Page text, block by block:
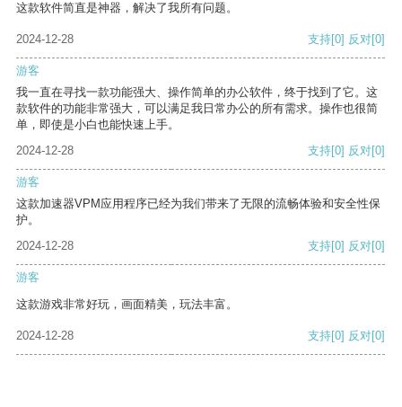
这款软件简直是神器，解决了我所有问题。
2024-12-28 支持[0] 反对[0]
游客
我一直在寻找一款功能强大、操作简单的办公软件，终于找到了它。这
款软件的功能非常强大，可以满足我日常办公的所有需求。操作也很简
单，即使是小白也能快速上手。
2024-12-28
支持[0] 反对[0]
游客
这款加速器VPM应用程序已经为我们带来了无限的流畅体验和安全性保
护。
2024-12-28
支持[0] 反对[0]
游客
这款游戏非常好玩，画面精美，玩法丰富。
2024-12-28 支持[0] 反对[0]